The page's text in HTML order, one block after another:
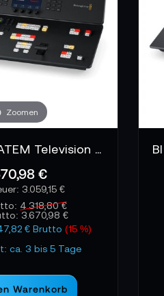
Zoomen
Blackmagic ATEM Television Studio HD8 ISO
€
3.059,15 €
4.318,80 €
3.670,98 €
€ Brutto(15 %)
ca. 3 bis 5 Tage
Warenkorb